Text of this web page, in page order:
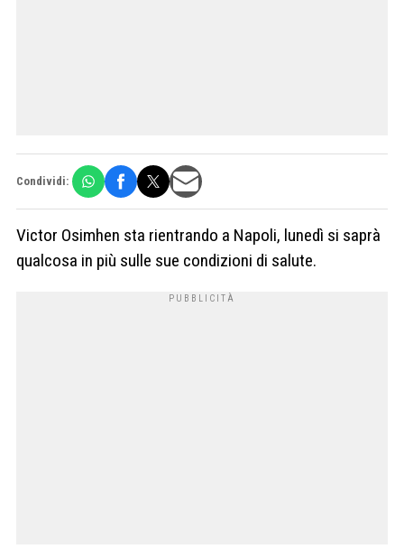
Condividi:
Victor Osimhen sta rientrando a Napoli, lunedì si saprà
qualcosa in più sulle sue condizioni di salute.